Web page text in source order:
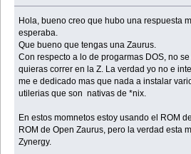
Hola, bueno creo que hubo una respuesta
esperaba.
Que bueno que tengas una Zaurus.
Con respecto a lo de progarmas DOS, no
quieras correr en la Z. La verdad yo no e
me e dedicado mas que nada a instalar
utilerias que son nativas de *nix.
En estos momnetos estoy usando el ROM
ROM de Open Zaurus, pero la verdad esta
Zynergy.